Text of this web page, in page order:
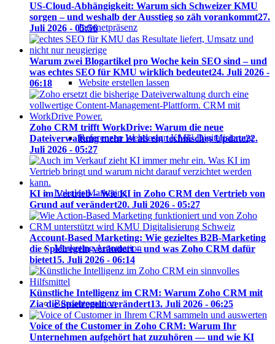
Internetpräsenz
Website erstellen lassen
Referenzen Webdesign KMU Digitalisierung
Lokales Marketing
Marketing Automation
Büroautomation
US-Cloud-Abhängigkeit: Warum sich Schweizer KMU
sorgen – und weshalb der Ausstieg so zäh vorankommt27.
Juli 2026 - 05:56
Warum zwei Blogartikel pro Woche kein SEO sind – und
was echtes SEO für KMU wirklich bedeutet24. Juli 2026 -
06:18
Zoho CRM trifft WorkDrive: Warum die neue
Dateiverwaltung mehr ist als ein technisches Update22.
Juli 2026 - 05:27
KI im Vertrieb – Wie KI in Zoho CRM den Vertrieb von
Grund auf verändert20. Juli 2026 - 05:27
Account-Based Marketing: Wie gezieltes B2B-Marketing
die Spielregeln verändert – und was Zoho CRM dafür
bietet15. Juli 2026 - 06:14
Künstliche Intelligenz im CRM: Warum Zoho CRM mit
Zia die Spielregeln verändert13. Juli 2026 - 06:25
Voice of the Customer in Zoho CRM: Warum Ihr
Unternehmen aufgehört hat zuzuhören — und wie KI